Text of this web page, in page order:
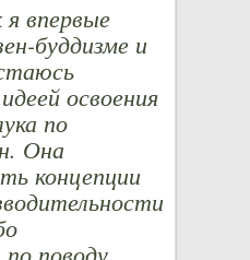
впервые
буддизме и
освоения
по
Она
концепции